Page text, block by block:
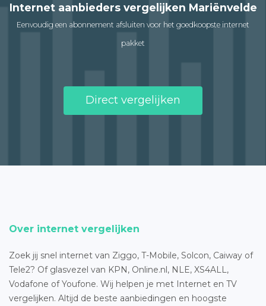
Internet aanbieders vergelijken Mariënvelde
Eenvoudig een abonnement afsluiten voor het goedkoopste internet
pakket
Direct vergelijken
Over internet vergelijken
Zoek jij snel internet van Ziggo, T-Mobile, Solcon, Caiway of
Tele2? Of glasvezel van KPN, Online.nl, NLE, XS4ALL,
Vodafone of Youfone. Wij helpen je met Internet en TV
vergelijken. Altijd de beste aanbiedingen en hoogste